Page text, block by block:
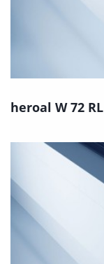
heroal W 72 RL